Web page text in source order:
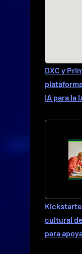
DXC y
IA para la
cultural
para